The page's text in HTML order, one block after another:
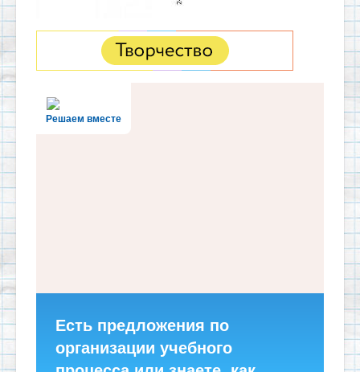
Решаем вместе
Есть предложения по
организации учебного